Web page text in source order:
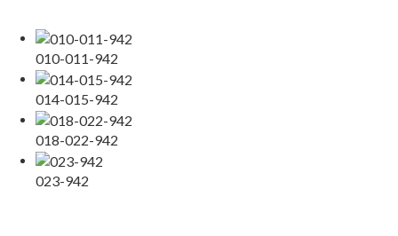
010-011-942
014-015-942
018-022-942
023-942